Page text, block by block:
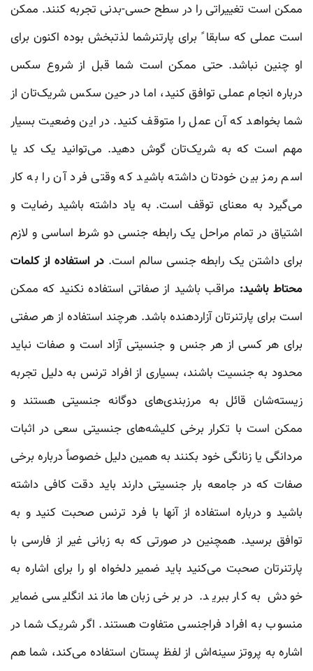
ممکن است تغییراتی را در سطح حسی-بدنی تجربه کنند. ممکن
است عملی که سابقا ً برای پارتنرشما لذتبخش بوده اکنون برای
او چنین نباشد. حتی ممکن است شما قبل از شروع سکس
درباره انجام عملی توافق کنید، اما در حین سکس شریک‌تان از
شما بخواهد که آن عمل را متوقف کنید. در این وضعیت بسیار
مهم است که به شریک‌تان گوش دهید. می‌توانید یک کد یا
اسم رمز بین خودتان داشته باشید که وقتی فرد آن را به کار
می‌گیرد به معنای توقف است. به یاد داشته باشید رضایت و
اشتیاق در تمام مراحل یک رابطه جنسی دو شرط اساسی و لازم
برای داشتن یک رابطه جنسی سالم است.در استفاده از کلمات
محتاط باشید: مراقب باشید از صفاتی استفاده نکنید که ممکن
است برای پارتنرتان آزاردهنده باشد. هرچند استفاده از هر صفتی
برای هر کسی از هر جنس و جنسیتی آزاد است و صفات نباید
محدود به جنسیت باشند، بسیاری از افراد ترنس به دلیل تجربه
زیسته‌شان قائل به مرزبندی‌های دوگانه جنسیتی هستند و
ممکن است با تکرار برخی کلیشه‌های جنسیتی سعی در اثبات
مردانگی یا زنانگی خود بکنند به همین دلیل خصوصاً درباره برخی
صفات که در جامعه بار جنسیتی دارند باید دقت کافی داشته
باشید و درباره استفاده از آنها با فرد ترنس صحبت کنید و به
توافق برسید. همچنین در صورتی که به زبانی غیر از فارسی با
پارتنرتان صحبت می‌کنید باید ضمیر دلخواه او را برای اشاره به
خودش به کار ببرید. در برخی زبان‌ها مانند انگلیسی ضمایر
منسوب به افراد فراجنسی متفاوت هستند. اگر شریک شما در
اشاره به پروتز سینه‌اش از لفظ پستان استفاده می‌کند، شما هم